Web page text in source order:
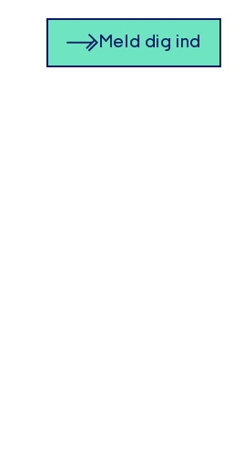
Meld dig ind